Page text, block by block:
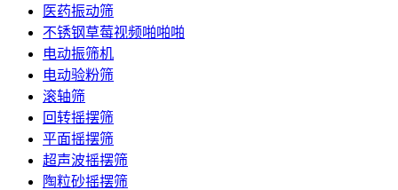
医药振动筛
不锈钢草莓视频啪啪啪
电动振筛机
电动验粉筛
滚轴筛
回转摇摆筛
平面摇摆筛
超声波摇摆筛
陶粒砂摇摆筛